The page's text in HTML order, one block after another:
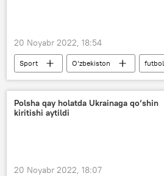
20 Noyabr 2022, 18:54
Sport O‘zbekiston
futbol
Rossiya
Polsha qay holatda Ukrainaga qo‘shin
kiritishi aytildi
20 Noyabr 2022, 18:07